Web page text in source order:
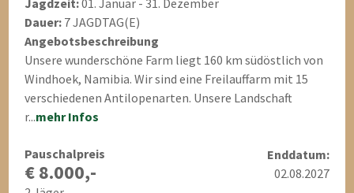
Jagdzeit:01. Januar - 31. Dezember
Dauer: 7 JAGDTAG(E)
Angebotsbeschreibung
Unsere wunderschöne Farm liegt 160 km südöstlich von
Windhoek, Namibia. Wir sind eine Freilauffarm mit 15
verschiedenen Antilopenarten. Unsere Landschaft
r...mehr Infos
Pauschalpreis
€ 8.000,-
Enddatum:
02.08.2027